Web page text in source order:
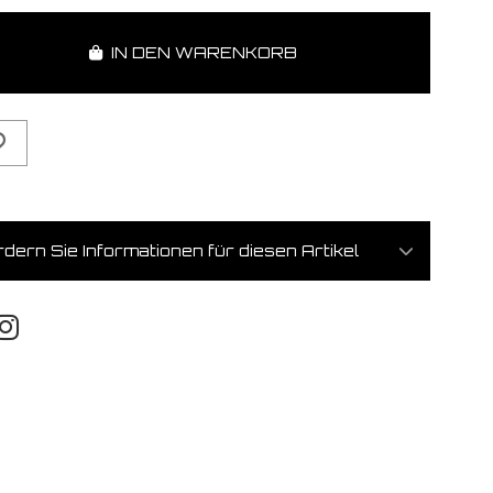
IN DEN WARENKORB
Sie Informationen für diesen Artikel